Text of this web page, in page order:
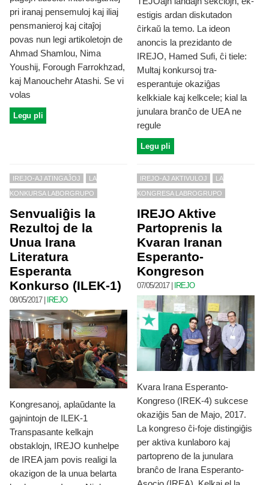
pri iranaj pensemuloj kaj iliaj
pensmanieroj kaj citaĵoj
povas nun legi artikoletojn de
Ahmad Shamlou, Nima
Youshij, Forough Farrokhzad,
kaj Manouchehr Atashi. Se vi
volas
Legu pli
estigis ardan diskutadon
ĉirkaŭ la temo. La ideon
anoncis la prezidanto de
IREJO, Hamed Sufi, ĉi tiele:
Multaj konkursoj tra-
esperantuje okaziĝas
kelkkiale kaj kelkcele; kial la
junulara branĉo de UEA ne
regule
Legu pli
IREJO-AJ ATINGAĴOJ LA
KONKURSA LABORGRUPO
Senvualiĝis la
Rezultoj de la
Unua Irana
Literatura
Esperanta
Konkurso (ILEK-1)
08/05/2017| IREJO
Kongresanoj, aplaŭdante la
gajnintojn de ILEK-1
Transpasante kelkajn
obstaklojn, IREJO kunhelpe
de IREA jam povis realigi la
okazigon de la unua belarta
IREJO-AJ AKTIVULOJ LA
KONGRESA LABROGRUPO
IREJO Aktive
Partoprenis la
Kvaran Iranan
Esperanto-
Kongreson
07/05/2017| IREJO
Kvara Irana Esperanto-
Kongreso (IREK-4) sukcese
okaziĝis 5an de Majo, 2017.
La kongreso ĉi-foje distingiĝis
per aktiva kunlaboro kaj
partopreno de la junulara
branĉo de Irana Esperanto-